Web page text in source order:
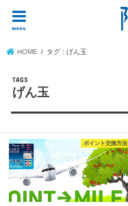
menu
HOME タグ : げん玉
げん玉
ポイント交換方法